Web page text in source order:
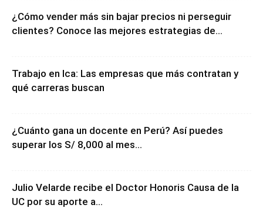
¿Cómo vender más sin bajar precios ni perseguir
clientes? Conoce las mejores estrategias de...
Trabajo en Ica: Las empresas que más contratan y
qué carreras buscan
¿Cuánto gana un docente en Perú? Así puedes
superar los S/ 8,000 al mes...
Julio Velarde recibe el Doctor Honoris Causa de la
UC por su aporte a...